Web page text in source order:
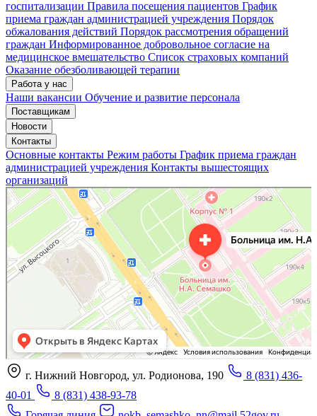
госпитализации Правила посещения пациентов График
приема граждан администрацией учреждения Порядок
обжалования действий Порядок рассмотрения обращений
граждан Информированное добровольное согласие на
медицинское вмешательство Список страховых компаний
Оказание обезболивающей терапии
Работа у нас
Наши вакансии Обучение и развитие персонала
Поставщикам
Новости
Контакты
Основные контакты Режим работы График приема граждан
администрацией учреждения Контакты вышестоящих
организаций
«Нижегородская областная клиническая больница имени Н.А. Семашко»
Отделение больницы, госпиталя в Нижнем Новгороде
Больница для взрослых в Нижнем Новгороде
г. Нижний Новгород, ул. Родионова, 190
8 (831) 436-
40-01
8 (831) 438-93-78